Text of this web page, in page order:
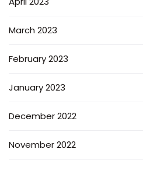
March 2023
February 2023
January 2023
December 2022
November 2022